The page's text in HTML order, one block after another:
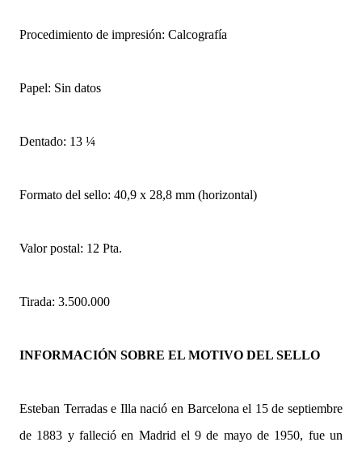
Procedimiento de impresión: Calcografía
Papel: Sin datos
Dentado: 13 ¼
Formato del sello: 40,9 x 28,8 mm (horizontal)
Valor postal: 12 Pta.
Tirada: 3.500.000
INFORMACIÓN SOBRE EL MOTIVO DEL SELLO
Esteban Terradas e Illa nació en Barcelona el 15 de septiembre
de 1883 y falleció en Madrid el 9 de mayo de 1950, fue un